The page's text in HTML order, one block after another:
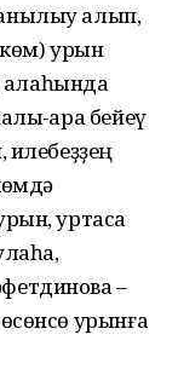
алып,
урын
ҡалаһында
ара бейеү
илебеҙҙең
уртаса
–
урынға